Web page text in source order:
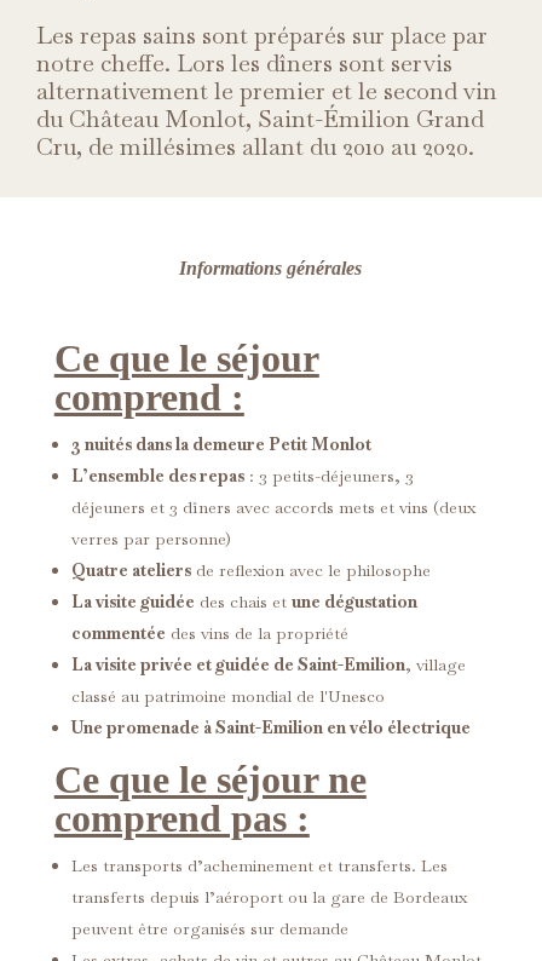
Les repas sains sont préparés sur place par
notre cheffe. Lors les dîners sont servis
alternativement le premier et le second vin
du Château Monlot, Saint-Émilion Grand
Cru, de millésimes allant du 2010 au 2020.
Informations générales
Ce que le séjour
comprend :
3 nuités dans la demeure Petit Monlot
L’ensemble des repas: 3 petits-déjeuners, 3
déjeuners et 3 dîners avec accords mets et vins (deux
verres par personne)
Quatre ateliersde reflexion avec le philosophe
La visite guidée des chais et une dégustation
commentée des vins de la propriété
La visite privée et guidée de Saint-Emilion, village
classé au patrimoine mondial de l'Unesco
Une promenade à Saint-Emilion en vélo électrique
Ce que le séjour ne
comprend pas :
Les transports d’acheminement et transferts. Les
transferts depuis l’aéroport ou la gare de Bordeaux
peuvent être organisés sur demande